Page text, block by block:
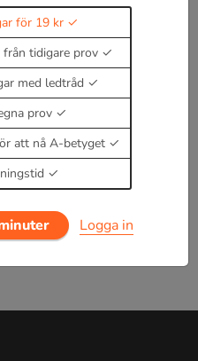
=x−iy
är konjugat till
nu
för 19 kr
tidigare prov
med ledtråd
prov
att nå A-betyget
Logga in